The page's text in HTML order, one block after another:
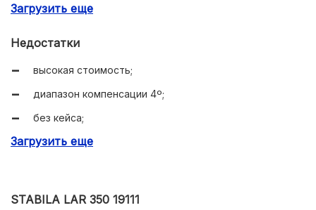
Загрузить еще
Недостатки
высокая стоимость;
диапазон компенсации 4º;
без кейса;
сохраняет автономность 24 ч.
Загрузить еще
STABILA LAR 350 19111